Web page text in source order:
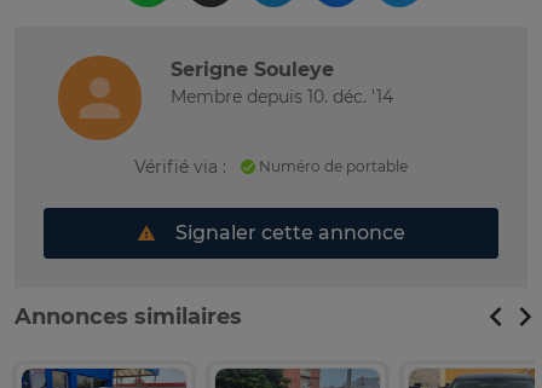
Serigne Souleye
Membre depuis 10. déc. '14
Vérifié via : Numéro de portable
Signaler cette annonce
Annonces similaires